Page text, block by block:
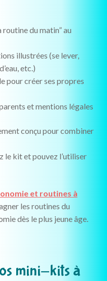
du matin” au
illustrées (se lever,
etc.)
pour créer ses propres
et mentions légales
conçu pour combiner
le kit et pouvez l’utiliser
et routines à
les routines du
dès le plus jeune âge.
mini-kits à